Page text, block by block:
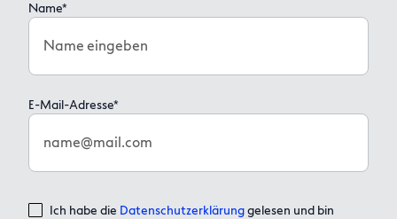
Name*
Name eingeben
E-Mail-Adresse*
name@mail.com
Ich habe die Datenschutzerklärunggelesen und bin